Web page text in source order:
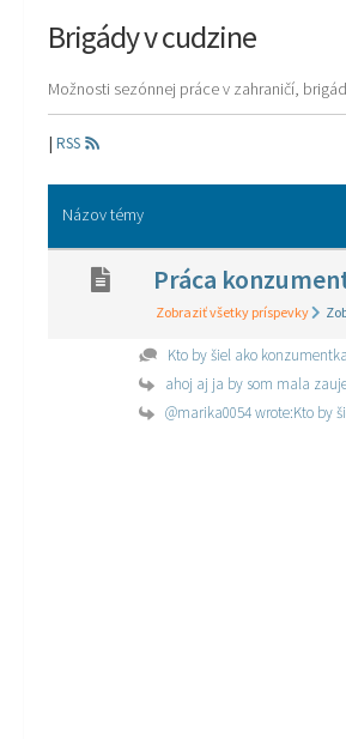
Brigády v cudzine
Možnosti sezónnej práce v zahraničí,
| RSS
Názov témy
Práca
Zobraziť všetky príspevky
Kto by šiel ako
@marika0054 wrote:Kto by